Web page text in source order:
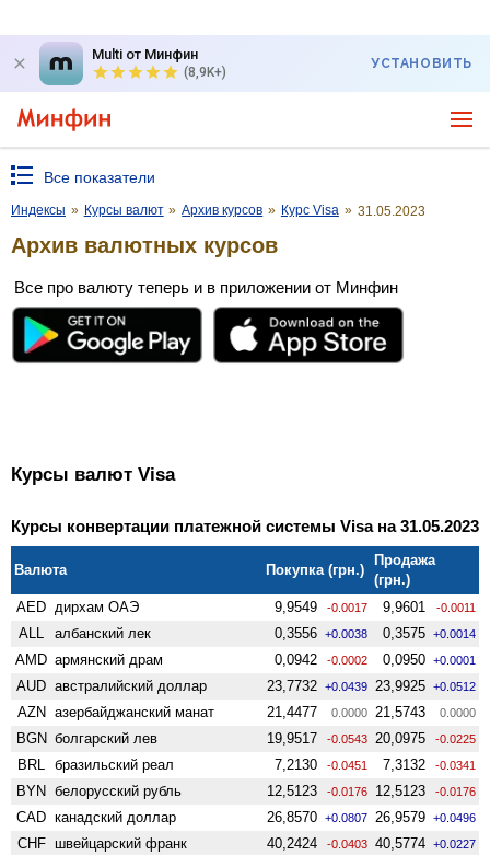
Multi от Минфин
(8,9K+)
УСТАНОВИТЬ
Все показатели
Индексы » Курсы валют » Архив курсов » Курс Visa » 31.05.2023
Архив валютных курсов
Все про валюту теперь и в приложении от Минфин
Курсы валют Visa
Курсы конвертации платежной системы Visa на 31.05.2023
Валюта Покупка (грн.)
Продажа
(грн.)
AED дирхам ОАЭ 9,9549 -0.0017 9,9601 -0.0011
ALL албанский лек 0,3556 +0.0038 0,3575 +0.0014
AMD армянский драм 0,0942 -0.0002 0,0950 +0.0001
AUD австралийский доллар 23,7732 +0.0439 23,9925 +0.0512
AZN азербайджанский манат 21,4477 0.0000 21,5743 0.0000
BGN болгарский лев 19,9517 -0.0543 20,0975 -0.0225
BRL бразильский реал 7,2130 -0.0451 7,3132 -0.0341
BYN белорусский рубль 12,5123 -0.0176 12,5123 -0.0176
CAD канадский доллар 26,8570 +0.0807 26,9579 +0.0496
CHF швейцарский франк 40,2424 -0.0403 40,5774 +0.0227